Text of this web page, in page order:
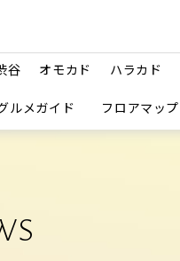
谷 オモカド ハラカド
ルメガイド フロアマップ